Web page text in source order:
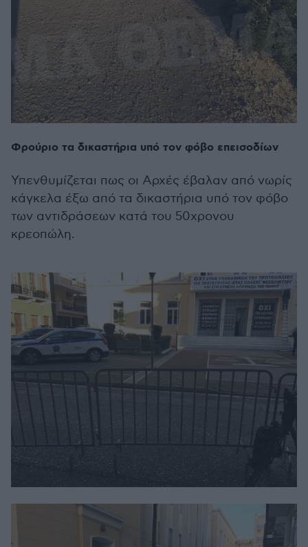
Φρούριο τα δικαστήρια υπό τον φόβο επεισοδίων
Υπενθυμίζεται πως οι Αρχές έβαλαν από νωρίς
κάγκελα έξω από τα δικαστήρια υπό τον φόβο
των αντιδράσεων κατά του 50χρονου
κρεοπώλη.